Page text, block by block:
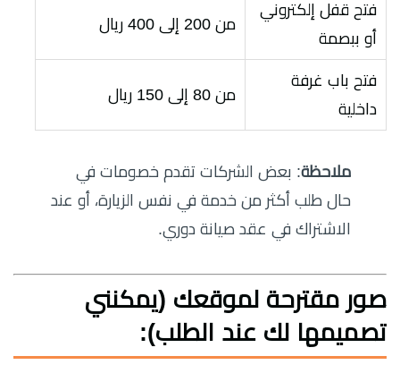
فتح قفل إلكتروني
أو ببصمة
من 200 إلى 400 ريال
فتح باب غرفة
داخلية
من 80 إلى 150 ريال
ملاحظة: بعض الشركات تقدم خصومات في
حال طلب أكثر من خدمة في نفس الزيارة، أو عند
الاشتراك في عقد صيانة دوري.
صور مقترحة لموقعك (يمكنني
تصميمها لك عند الطلب):